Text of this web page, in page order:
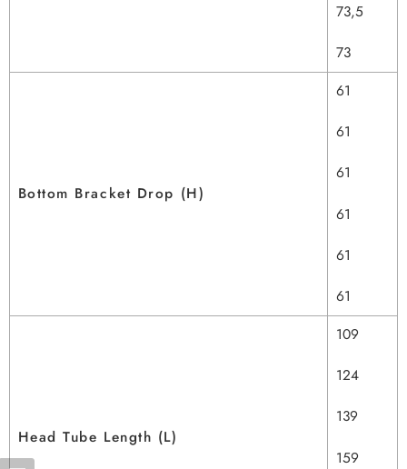
73,5
73
Bottom Bracket Drop (H)
61
61
61
61
61
61
Head Tube Length (L)
109
124
139
159